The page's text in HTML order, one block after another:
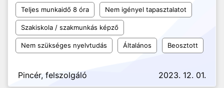
Teljes munkaidő 8 óra Nem igényel tapasztalatot
Szakiskola / szakmunkás képző
Nem szükséges nyelvtudás Általános Beosztott
Pincér, felszolgáló 2023. 12. 01.